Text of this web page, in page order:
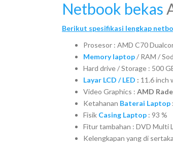
Netbook bekas
Berikut spesifikasi lengkap
Prosesor : AMD C70
Memory laptop/ RAM /
Hard drive / Storage : 500
Layar LCD / LED : 11.6 inch
Video Graphics : AMD
Ketahanan Baterai Laptop
Fisik Casing Laptop : 93 %
Fitur tambahan : DVD Multi
Kelengkapan yang di